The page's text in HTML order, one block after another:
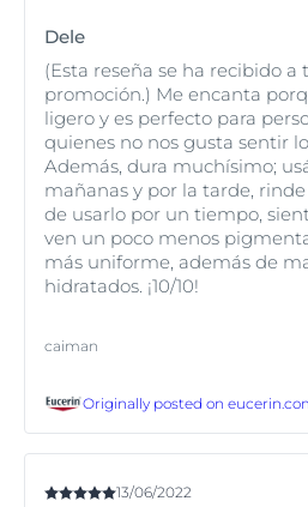
Dele
(Esta reseña se ha recibido a
promoción.) Me encanta
ligero y es perfecto para
quienes no nos gusta sentir
Además, dura muchísimo;
mañanas y por la tarde,
de usarlo por un tiempo,
ven un poco menos
más uniforme, además de
hidratados. ¡10/10!
caiman
Originally posted on
13/06/2022